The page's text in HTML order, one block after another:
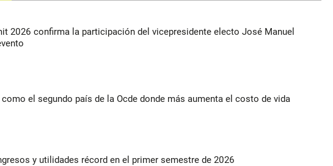
2026 confirma la participación del vicepresidente electo José Manuel
el segundo país de la Ocde donde más aumenta el costo de vida
y utilidades récord en el primer semestre de 2026